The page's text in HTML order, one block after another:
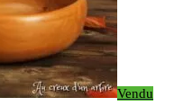
Vendu